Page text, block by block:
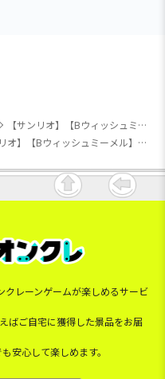
【サンリオ】【Bウィッシュミーメル】サンリオキャラクターズ くすみギンガムマスコット1
【サンリオ】【Bウィッシュミーメル】サンリオキャラクターズ くすみギンガムマスコット1
クレーンゲームが楽しめるサービ
ばご自宅に獲得した景品をお届
安心して楽しめます。